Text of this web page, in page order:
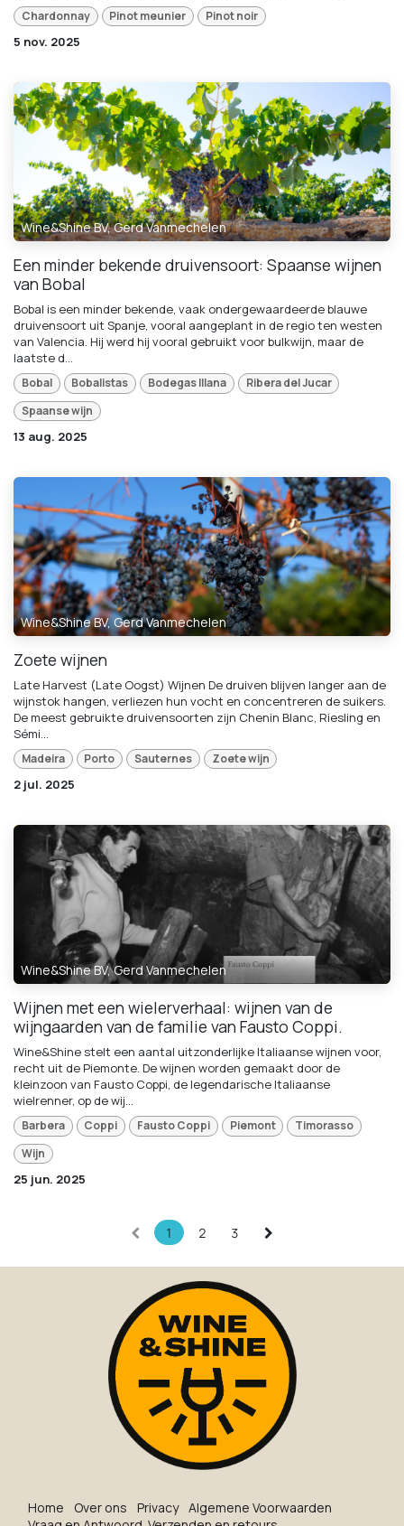
Chardonnay
Pinot meunier Pinot noir
5 nov. 2025
Wine&Shine BV, Gerd Vanmechelen
Een minder bekende druivensoort: Spaanse wijnen
van Bobal
Bobal is een minder bekende, vaak ondergewaardeerde blauwe
druivensoort uit Spanje, vooral aangeplant in de regio ten westen
van Valencia. Hij werd hij vooral gebruikt voor bulkwijn, maar de
laatste d...
Bobal Bobalistas Bodegas Illana
Ribera del Jucar
Spaanse wijn
13 aug. 2025
Wine&Shine BV, Gerd Vanmechelen
Zoete wijnen
Late Harvest (Late Oogst) Wijnen De druiven blijven langer aan de
wijnstok hangen, verliezen hun vocht en concentreren de suikers.
De meest gebruikte druivensoorten zijn Chenin Blanc, Riesling en
Sémi...
Madeira Porto Sauternes Zoete wijn
2 jul. 2025
Wine&Shine BV, Gerd Vanmechelen
Wijnen met een wielerverhaal: wijnen van de
wijngaarden van de familie van Fausto Coppi.
Wine&Shine stelt een aantal uitzonderlijke Italiaanse wijnen voor,
recht uit de Piemonte. De wijnen worden gemaakt door de
kleinzoon van Fausto Coppi, de legendarische Italiaanse
wielrenner, op de wij...
Barbera Coppi Fausto Coppi Piemont
Timorasso
Wijn
25 jun. 2025
1 2 3
Ho​me O​ve​r on​s Privacy Algemene Voorwaarden